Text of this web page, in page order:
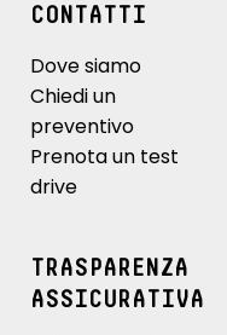
CONTATTI
Dove siamo
Chiedi un
preventivo
Prenota un test
drive
TRASPARENZA
ASSICURATIVA